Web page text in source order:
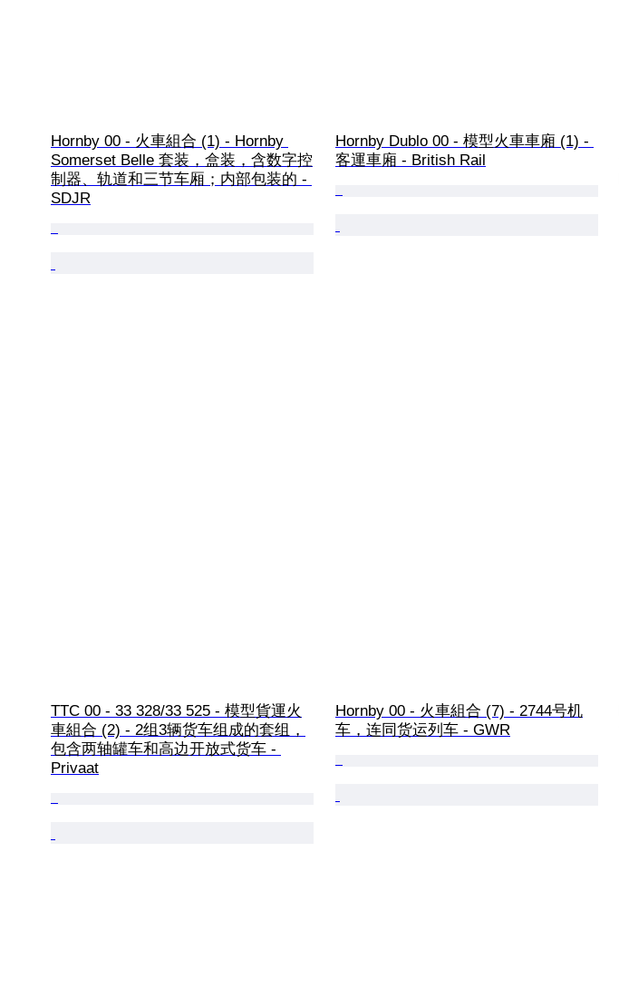
Hornby 00 - 火車組合 (1) - Hornby
Somerset Belle 套装，盒装，含数字控
制器、轨道和三节车厢；内部包装的 -
SDJR
Hornby Dublo 00 - 模型火車車廂 (1) -
客運車廂 - British Rail
TTC 00 - 33 328/33 525 - 模型貨運火
車組合 (2) - 2组3辆货车组成的套组，
包含两轴罐车和高边开放式货车 -
Privaat
Hornby 00 - 火車組合 (7) - 2744号机
车，连同货运列车 - GWR